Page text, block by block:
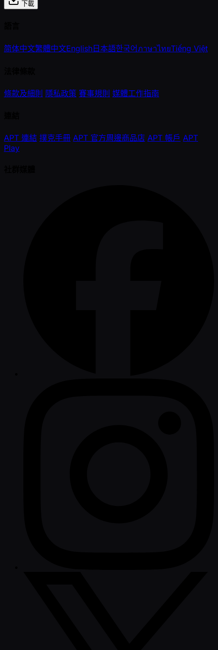
下載
简体中文繁體中文English日本語한국어ภาษาไทยTiếng Việt
條款及細則 隱私政策 賽事規則 媒體工作指南
APT 連結 撲克手冊 APT 官方周邊商品店 APT 帳戶 APT
Play